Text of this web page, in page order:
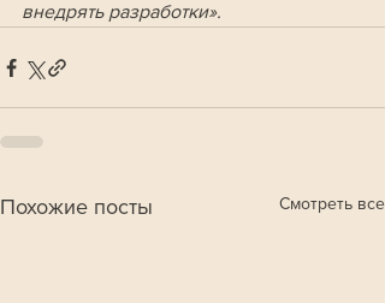
внедрять разработки».
Похожие посты Смотреть все